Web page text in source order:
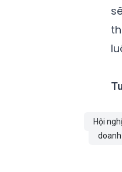
Hội